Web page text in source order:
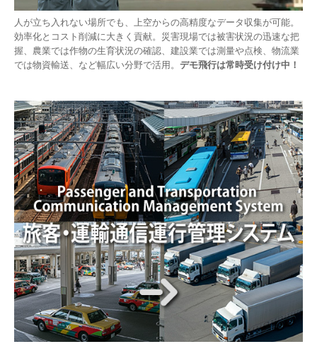
人が立ち入れない場所でも、上空からの高精度なデータ収集が可能。
効率化とコスト削減に大きく貢献。災害現場では被害状況の迅速な把
握、農業では作物の生育状況の確認、建設業では測量や点検、物流業
では物資輸送、など幅広い分野で活用。 デモ飛行は常時受け付け中！